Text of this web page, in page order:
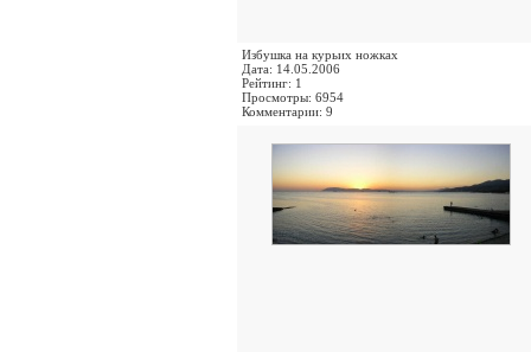
Избушка на курьих ножках
Дата: 14.05.2006
Рейтинг: 1
Просмотры: 6954
Комментарии: 9